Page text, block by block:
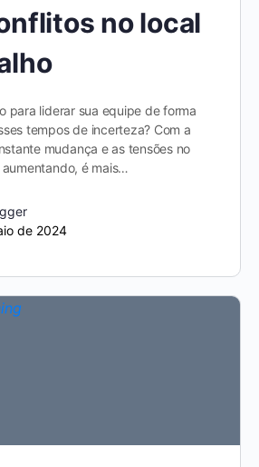
no local
para liderar sua equipe de forma
tempos de incerteza? Com a
mudança e as tensões no
é mais…
de 2024